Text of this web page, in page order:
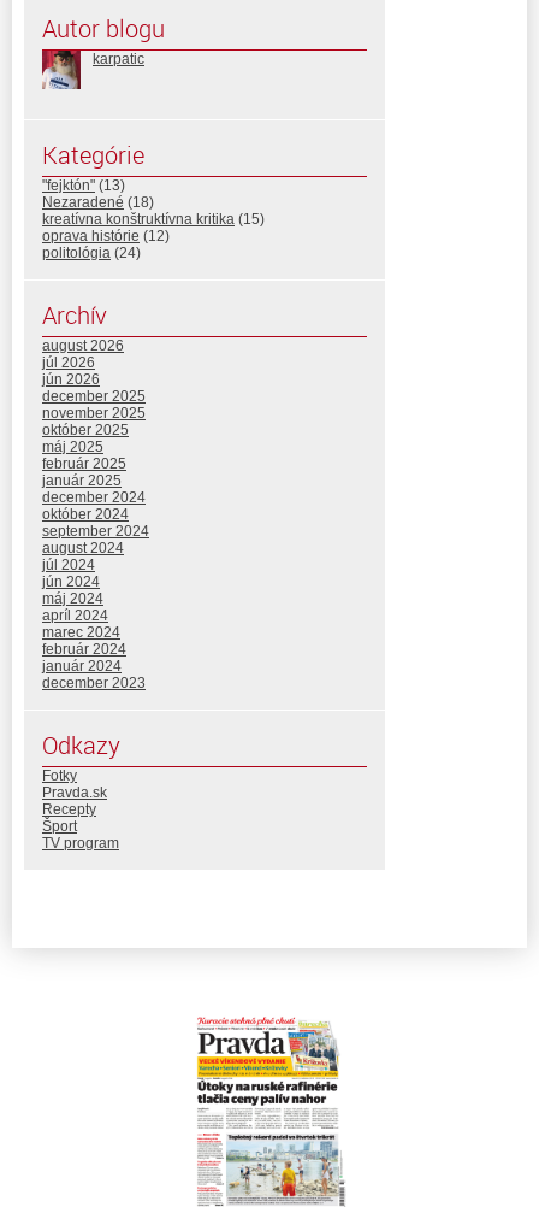
Autor blogu
karpatic
Kategórie
"fejktón" (13)
Nezaradené (18)
kreatívna konštruktívna kritika (15)
oprava histórie (12)
politológia (24)
Archív
august 2026
júl 2026
jún 2026
december 2025
november 2025
október 2025
máj 2025
február 2025
január 2025
december 2024
október 2024
september 2024
august 2024
júl 2024
jún 2024
máj 2024
apríl 2024
marec 2024
február 2024
január 2024
december 2023
Odkazy
Fotky
Pravda.sk
Recepty
Šport
TV program